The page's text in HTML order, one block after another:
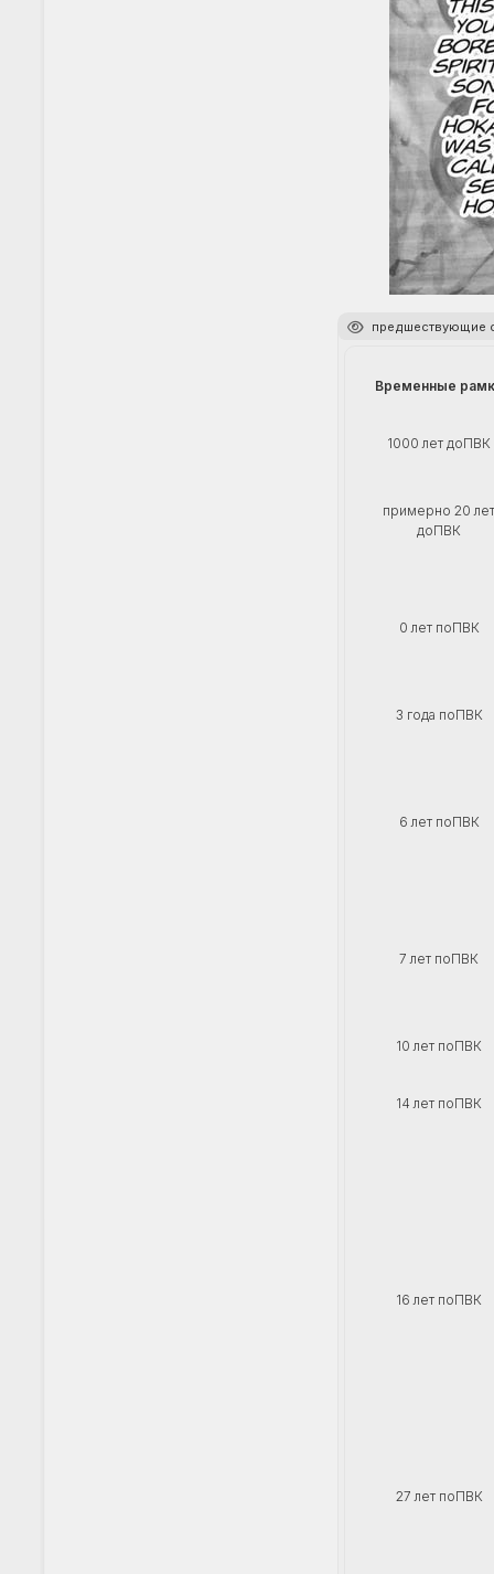
предшествующие
Временные
1000 лет доПВК
примерно 20 лет
доПВК
0 лет поПВК
3 года поПВК
6 лет поПВК
7 лет поПВК
10 лет поПВК
14 лет поПВК
16 лет поПВК
27 лет поПВК